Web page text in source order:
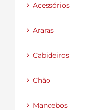
Acessórios
Araras
Cabideiros
Chão
Mancebos